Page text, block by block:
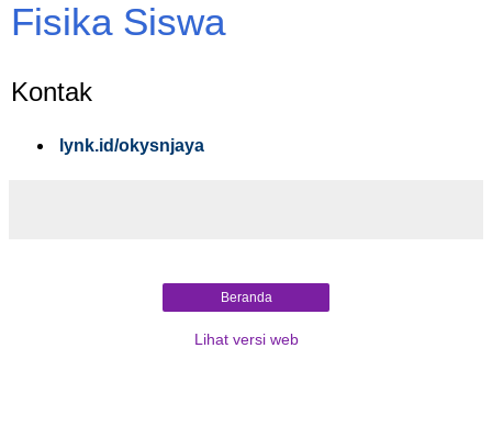
Fisika Siswa
Kontak
lynk.id/okysnjaya
Beranda
Lihat versi web